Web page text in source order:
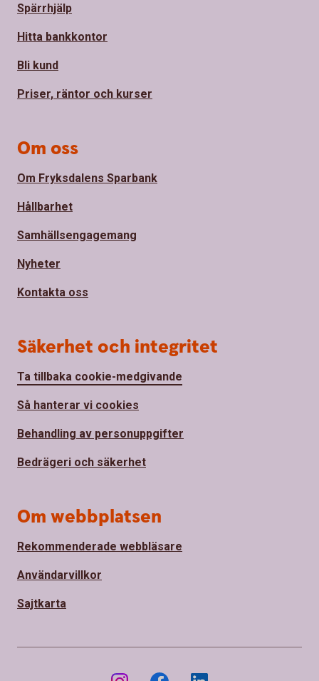
Spärrhjälp
Hitta bankkontor
Bli kund
Priser, räntor och kurser
Om oss
Om Fryksdalens Sparbank
Hållbarhet
Samhällsengagemang
Nyheter
Kontakta oss
Säkerhet och integritet
Ta tillbaka cookie-medgivande
Så hanterar vi cookies
Behandling av personuppgifter
Bedrägeri och säkerhet
Om webbplatsen
Rekommenderade webbläsare
Användarvillkor
Sajtkarta